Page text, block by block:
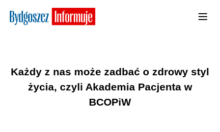
Każdy z nas może zadbać o zdrowy styl
życia, czyli Akademia Pacjenta w
BCOPiW